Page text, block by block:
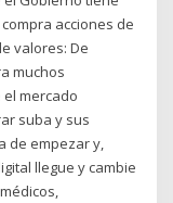
acciones de
valores: De
muchos
mercado
suba y sus
de empezar y,
llegue y cambie